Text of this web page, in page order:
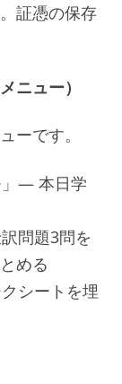
証憑の保存
ニュー）
ーです。
」— 本日学
問題3問を
める
シートを埋